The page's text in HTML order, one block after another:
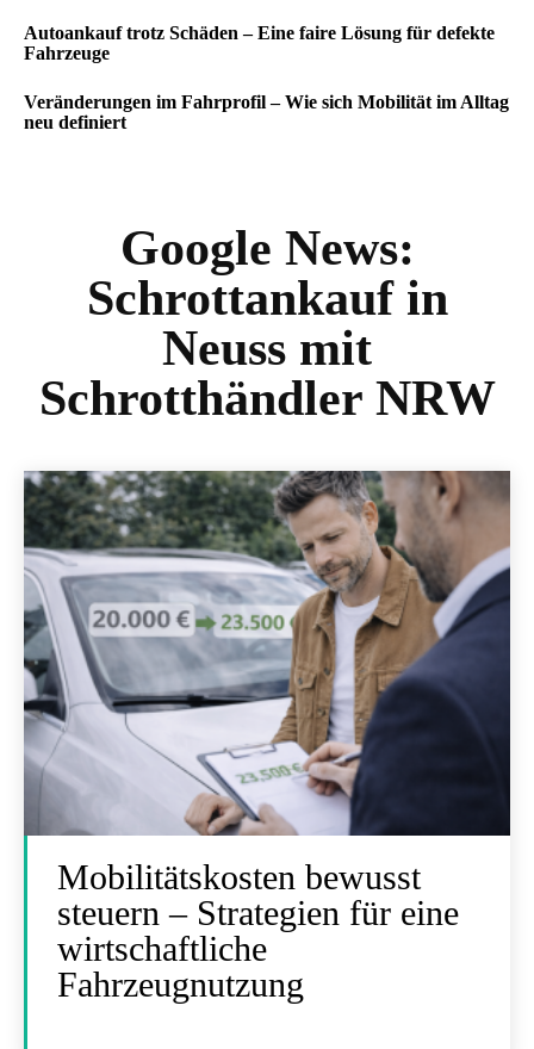
Autoankauf trotz Schäden – Eine faire Lösung für defekte
Fahrzeuge
Veränderungen im Fahrprofil – Wie sich Mobilität im Alltag
neu definiert
Google News:
Schrottankauf in
Neuss mit
Schrotthändler NRW
Mobilitätskosten bewusst
steuern – Strategien für eine
wirtschaftliche
Fahrzeugnutzung